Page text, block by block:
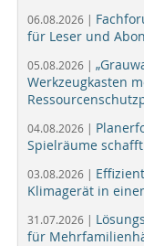
06.08.2026 |
für Leser und
05.08.2026 |
Werkzeugkasten
04.08.2026 |
Spielräume schafft
03.08.2026 |
Klimagerät in
31.07.2026 |
für